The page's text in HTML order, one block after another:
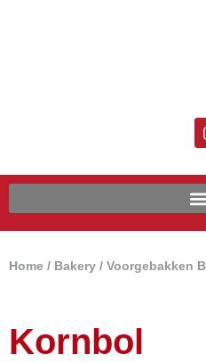
Home / Bakery / Voorgebakken
Kornbol